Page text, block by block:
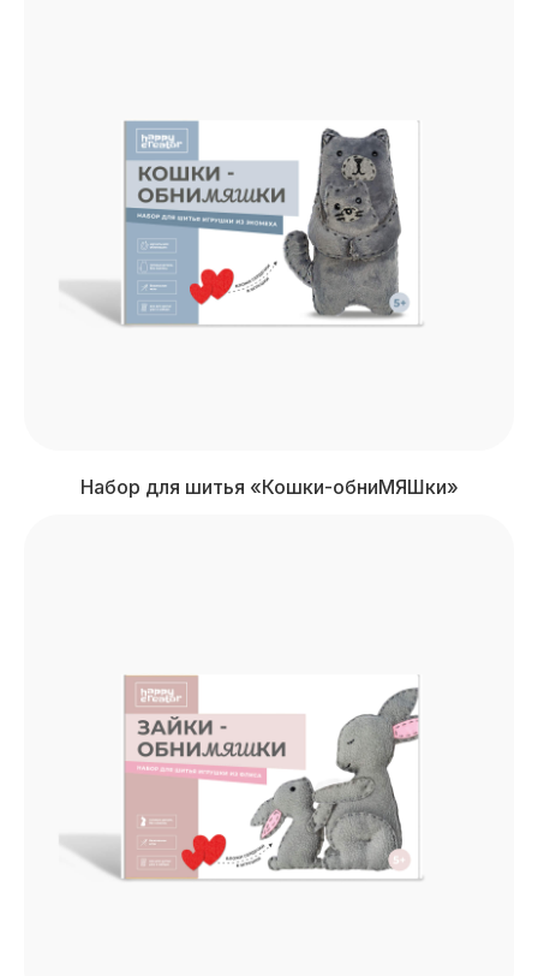
Набор для шитья «Кошки-обниМЯШки»